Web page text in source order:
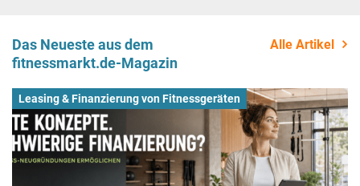
Das Neueste aus dem
fitnessmarkt.de-Magazin
Alle Artikel
Leasing & Finanzierung von Fitnessgeräten